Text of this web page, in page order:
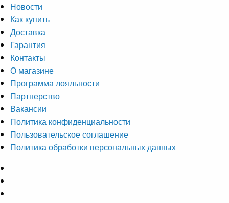
Новости
Как купить
Доставка
Гарантия
Контакты
О магазине
Программа лояльности
Партнерство
Вакансии
Политика конфиденциальности
Пользовательское соглашение
Политика обработки персональных данных